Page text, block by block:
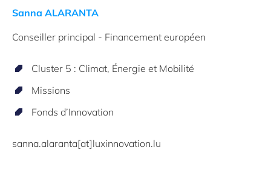
Sanna ALARANTA
Conseiller principal - Financement européen
Cluster 5 : Climat, Énergie et Mobilité
Missions
Fonds d’Innovation
sanna.alaranta[at]luxinnovation.lu